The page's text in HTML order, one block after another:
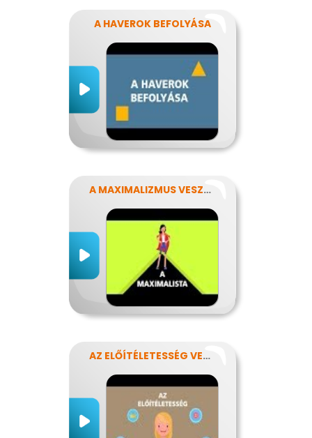
A HAVEROK BEFOLYÁSA
A MAXIMALIZMUS VESZÉLYEI
AZ ELŐÍTÉLETESSÉG VESZÉLYEI